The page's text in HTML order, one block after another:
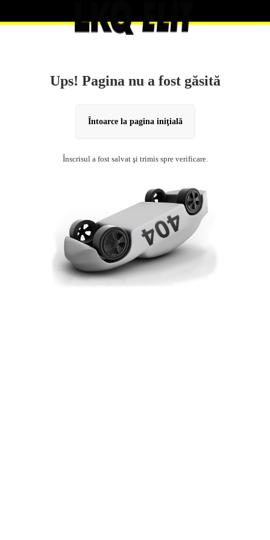
Ups! Pagina nu a fost găsită
Întoarce la pagina iniţială
Înscrisul a fost salvat şi trimis spre verificare.